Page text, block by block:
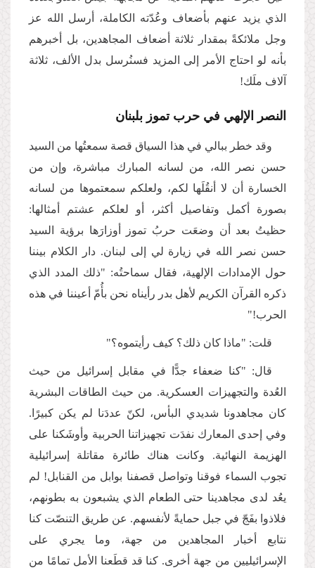
الذي يزيد عنهم بأضعاف وعُدّته الكاملة، أرسل الله عز
وجل ملائكةً بمقدار ثلاثة أضعاف المجاهدين، بل أخبرهم
بأنه لو احتاج الأمر إلى المزيد فسنُرسل بدل الألف، ثلاثة
آلاف ملَك!
النصر الإلهي في حرب تموز بلبنان
وقد خطر ببالي في هذا السياق قصة سمعتُها من السيد
حسن نصر الله، من لسانه المبارك مباشرة، وإن من
الخسارة أن لا أنقُلَها لكم، ولعلكم سمعتموها من لسانه
بصورة أكمل وتفاصيل أكثر، أو لعلكم عشتم أمثالها:
حظيتُ بعد أن وضعَت حربُ تموز أوزارَها برؤية السيد
حسن نصر الله في زيارة لي إلى لبنان. دار الكلام بيننا
حول الإمدادات الإلهية، فقال سماحتُه: "ذلك المدد الذي
ذكره القرآن الكريم لأهل بدر رأيناه نحن بأُمّ أعيننا في هذه
الحرب!"
قلت: "ماذا كان ذلك؟ كيف رأيتموه؟"
قال: "كنا ضعفاء جدًّا في مقابل إسرائيل من حيث
العُدة والتجهيزات العسكرية. من حيث الطاقات البشرية
كان مجاهدونا شديدي البأس، لكنّ عددَنا لم يكن كبيرًا.
وفي إحدى المعارك نفدَت تجهيزاتنا الحربية وأوشَكنا على
الهزيمة النهائية. وكانت هناك طائرة مقاتلة إسرائيلية
تجوب السماء فوقنا وتواصل قصفنا بوابل من القنابل! لم
يعُد لدى مجاهدينا حتى الطعام الذي يشبعون به بطونهم،
فلاذوا بفَجّ في جبل حمايةً لأنفسهم. عن طريق التنصّت كنا
نتابع أخبار المجاهدين من جهة، وما يجري على
الإسرائيليين من جهة أخرى. كنا قد قطَعنا الأمل تمامًا من